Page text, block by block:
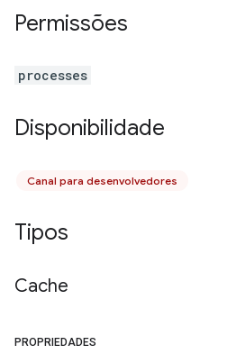
Permissões
processes
Disponibilidade
Canal para desenvolvedores
Tipos
Cache
PROPRIEDADES